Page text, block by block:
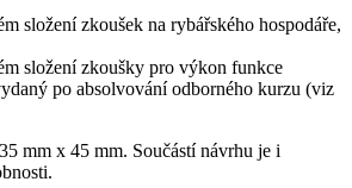
složení zkoušek na rybářského hospodáře,
složení zkoušky pro výkon funkce
po absolvování odborného kurzu (viz
mm x 45 mm. Součástí návrhu je i